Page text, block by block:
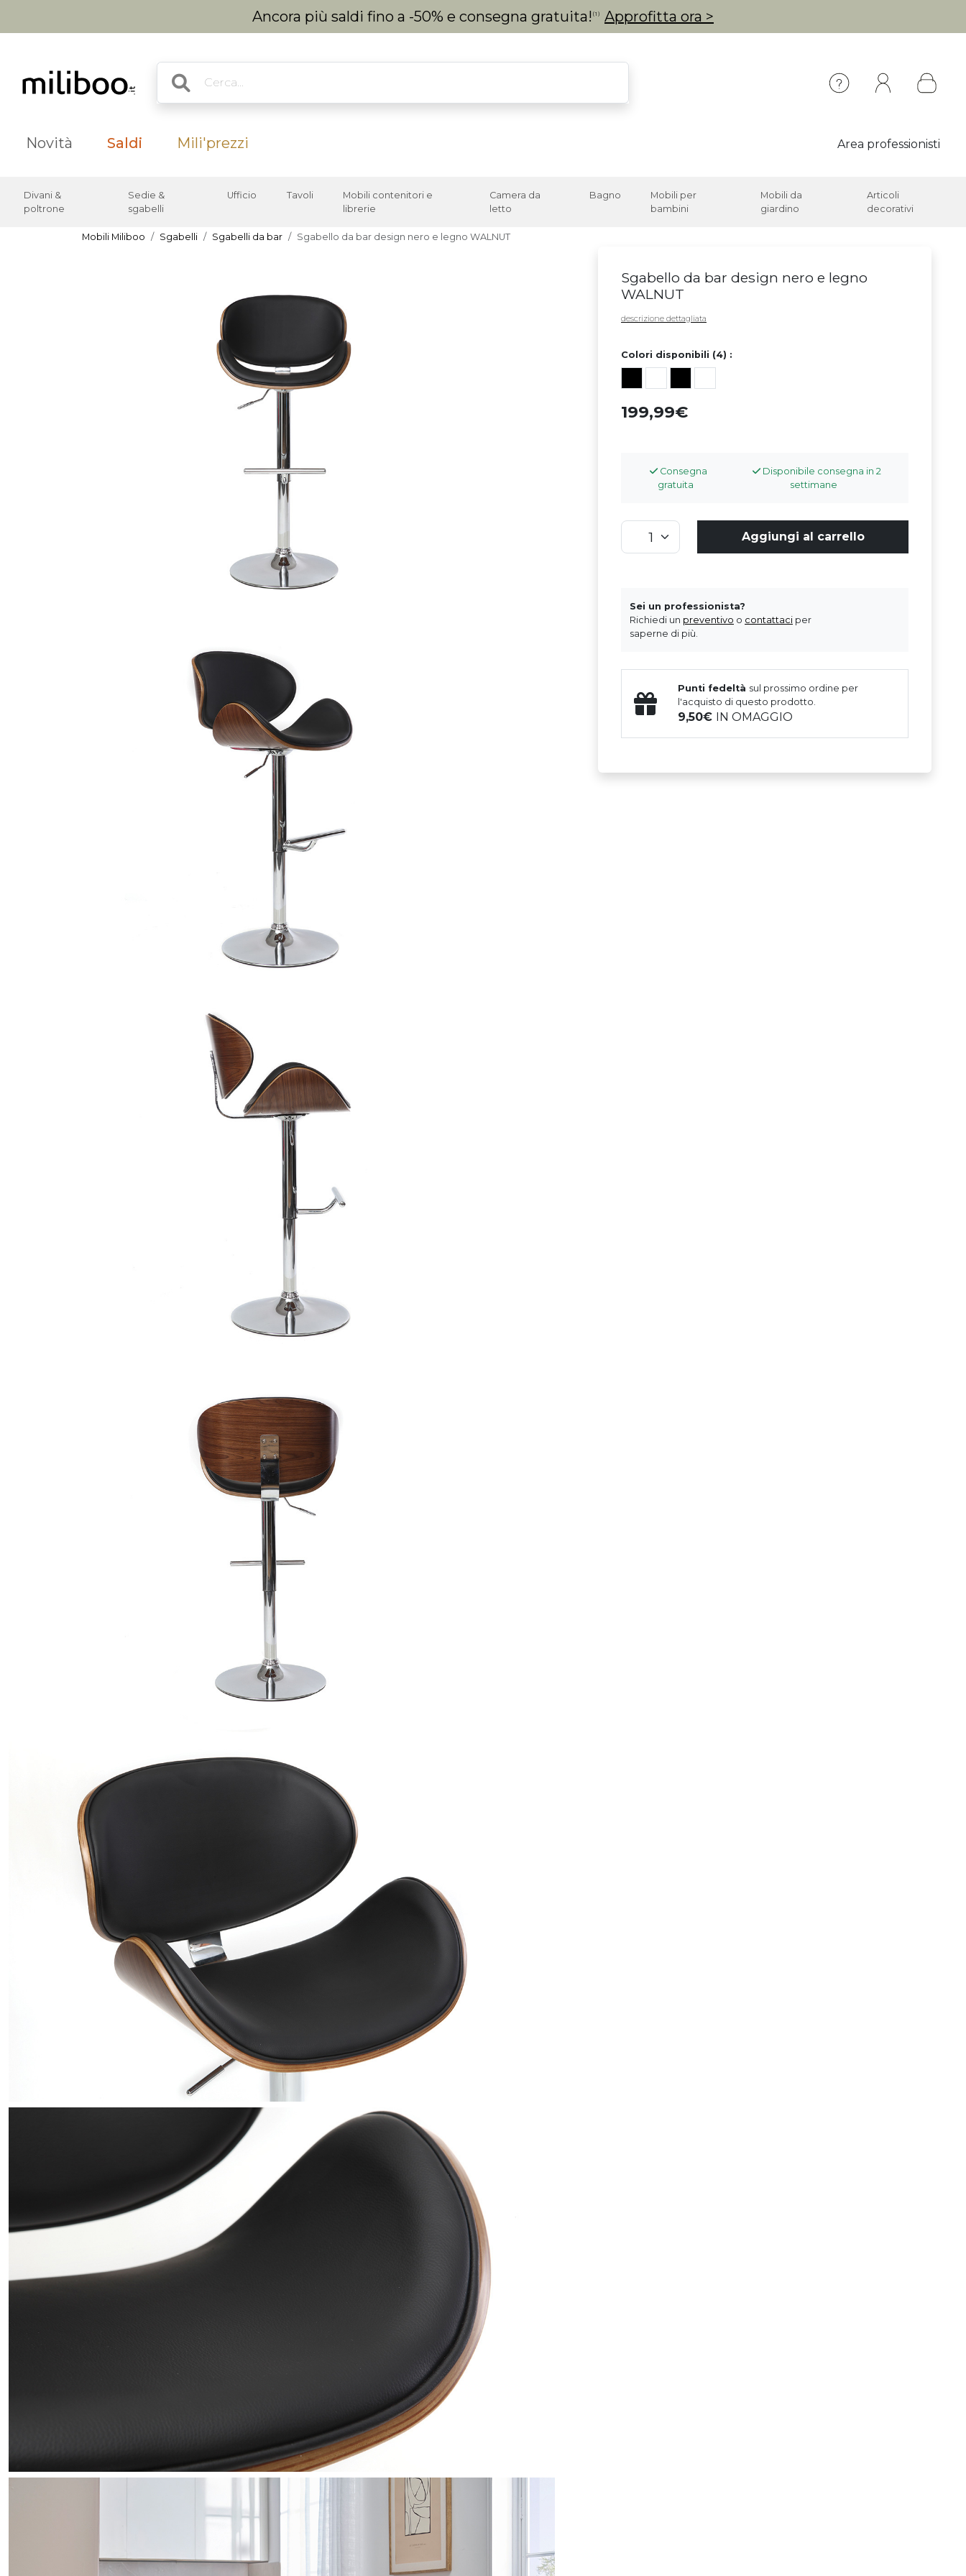
Ancora più saldi fino a -50% e consegna gratuita! (1) Approfitta ora >
Novità Saldi Mili'prezzi Area professionisti
Divani &
poltrone
Sedie &
sgabelli
Ufficio Tavoli
Mobili contenitori e
librerie
Camera da
letto
Bagno
Mobili per
bambini
Mobili da
giardino
Articoli
decorativi
Mobili Miliboo Sgabelli Sgabelli da bar Sgabello da bar design nero e legno WALNUT
Sgabello da bar design nero e legno
WALNUT
descrizione dettagliata
Colori disponibili (4) :
199,99
Consegna
gratuita
Disponibile consegna in 2
settimane
Aggiungi al carrello
Sei un professionista?
Richiedi un preventivo o contattaci per
saperne di più.
Punti fedeltà sul prossimo ordine per
l'acquisto di questo prodotto.
9,50 IN OMAGGIO